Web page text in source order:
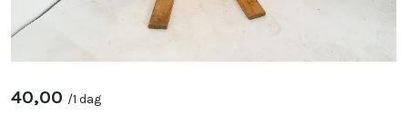
40,00 /1 dag